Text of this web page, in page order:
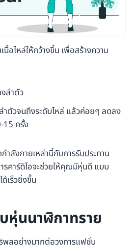
นื้อไหล่ให้กว้างขึ้น เพื่อสร้างความ
ลำตัว
ำตัวจนถึงระดับไหล่ แล้วค่อยๆ ลดลง
15 ครั้ง
ลังกายเหล่านี้กับการรับประทาน
รคาร์ดิโอจะช่วยให้คุณมีหุ่นดี แบบ
เร็วยิ่งขึ้น
หุ่นนาฬิกาทราย
พลอย่างมากต่อวงการแฟชั่น